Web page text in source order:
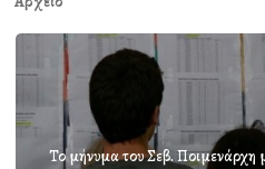
Το μήνυμα του Σεβ. Ποιμενάρχη